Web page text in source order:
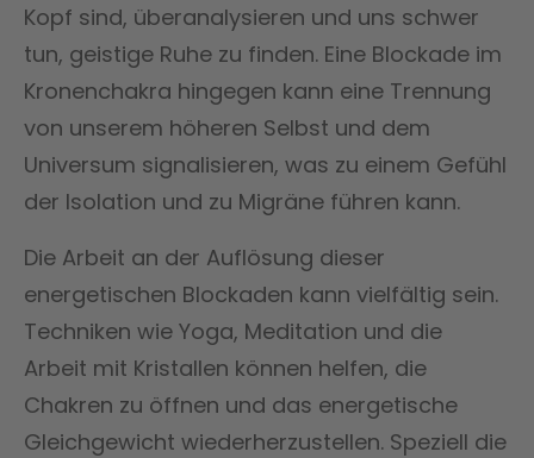
Kopf sind, überanalysieren und uns schwer
tun, geistige Ruhe zu finden. Eine Blockade im
Kronenchakra hingegen kann eine Trennung
von unserem höheren Selbst und dem
Universum signalisieren, was zu einem Gefühl
der Isolation und zu Migräne führen kann.
Die Arbeit an der Auflösung dieser
energetischen Blockaden kann vielfältig sein.
Techniken wie Yoga, Meditation und die
Arbeit mit Kristallen können helfen, die
Chakren zu öffnen und das energetische
Gleichgewicht wiederherzustellen. Speziell die